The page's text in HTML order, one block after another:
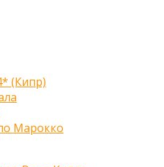
(Кипр)
Марокко